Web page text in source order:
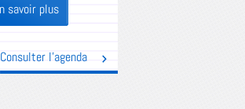
savoir plus
Consulter l'agenda